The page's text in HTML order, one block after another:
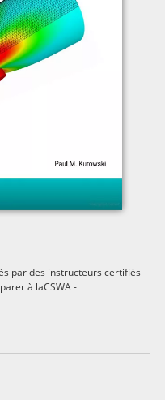
par des instructeurs certifiés
à laCSWA -